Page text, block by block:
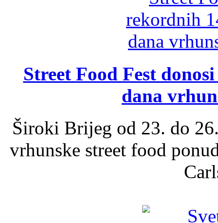
Street Food Fest
dana
Široki Brijeg od 23. do
vrhunske street food